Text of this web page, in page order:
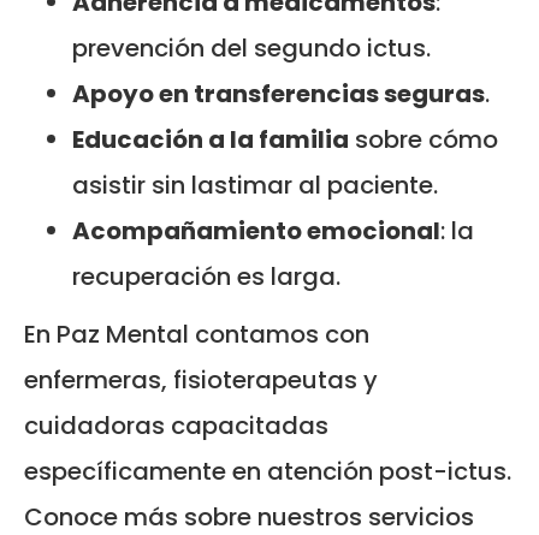
prevención del segundo ictus.
Apoyo en transferencias seguras.
Educación a la familia sobre cómo
asistir sin lastimar al paciente.
Acompañamiento emocional: la
recuperación es larga.
En Paz Mental contamos con
enfermeras, fisioterapeutas y
cuidadoras capacitadas
específicamente en atención post-ictus.
Conoce más sobre nuestros servicios